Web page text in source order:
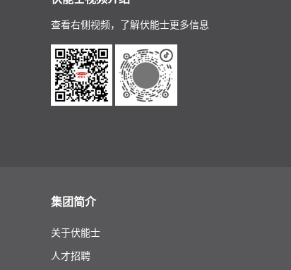
查看右侧视频，了解伏能士更多信息
集团简介
关于伏能士
人才招聘